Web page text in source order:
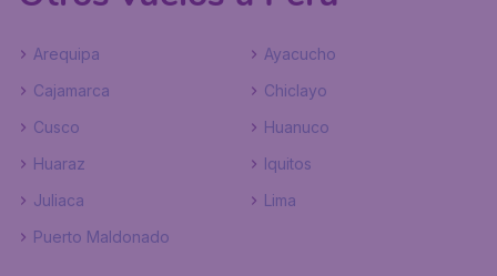
Arequipa
Ayacucho
Cajamarca
Chiclayo
Cusco
Huanuco
Huaraz
Iquitos
Juliaca
Lima
Puerto Maldonado